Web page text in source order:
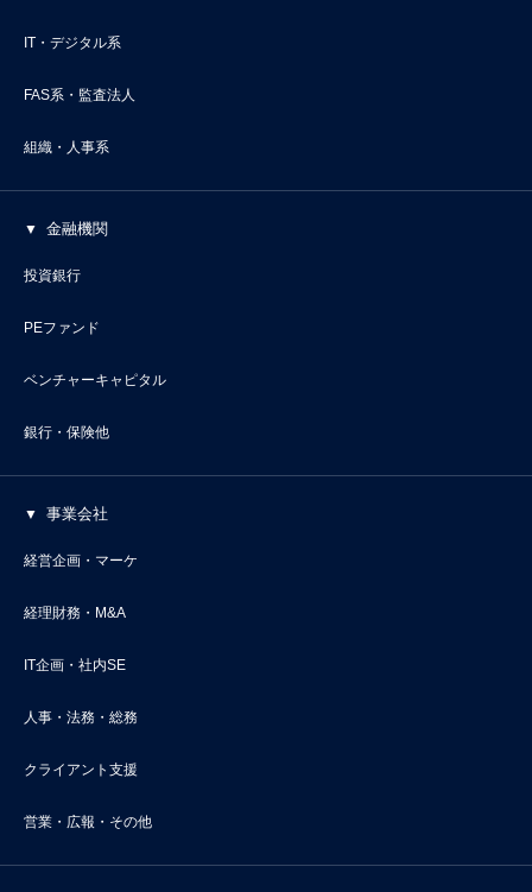
IT・デジタル系
FAS系・監査法人
組織・人事系
金融機関
投資銀行
PEファンド
ベンチャーキャピタル
銀行・保険他
事業会社
経営企画・マーケ
経理財務・M&A
IT企画・社内SE
人事・法務・総務
クライアント支援
営業・広報・その他